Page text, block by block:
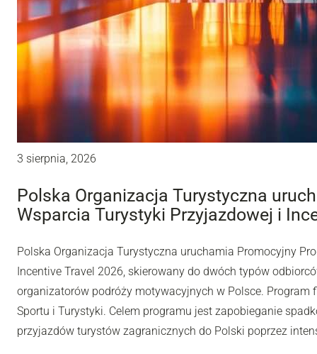
3 sierpnia, 2026
Polska Organizacja Turystyczna
Wsparcia Turystyki Przyjazdowej i
Polska Organizacja Turystyczna uruchamia Promocyjny
Incentive Travel 2026, skierowany do dwóch typów
organizatorów podróży motywacyjnych w Polsce.
Sportu i Turystyki. Celem programu jest zapobieganie
przyjazdów turystów zagranicznych do Polski poprzez